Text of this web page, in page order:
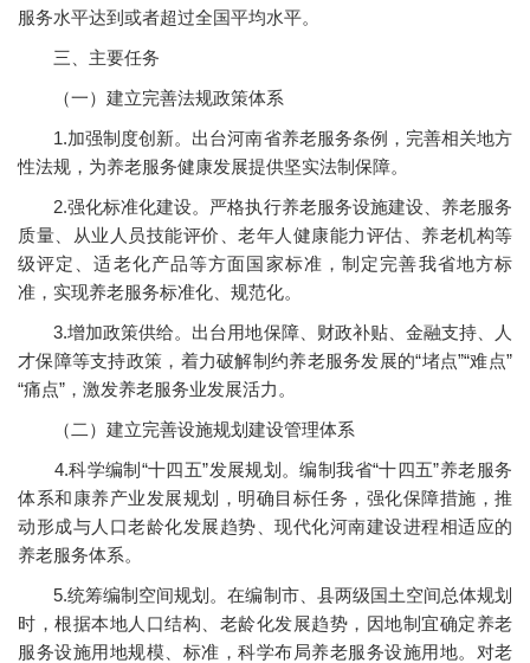
服务水平达到或者超过全国平均水平。
三、主要任务
（一）建立完善法规政策体系
1.加强制度创新。出台河南省养老服务条例，完善相关地方
性法规，为养老服务健康发展提供坚实法制保障。
2.强化标准化建设。严格执行养老服务设施建设、养老服务
质量、从业人员技能评价、老年人健康能力评估、养老机构等
级评定、适老化产品等方面国家标准，制定完善我省地方标
准，实现养老服务标准化、规范化。
3.增加政策供给。出台用地保障、财政补贴、金融支持、人
才保障等支持政策，着力破解制约养老服务发展的“堵点”“难点”
“痛点”，激发养老服务业发展活力。
（二）建立完善设施规划建设管理体系
4.科学编制“十四五”发展规划。编制我省“十四五”养老服务
体系和康养产业发展规划，明确目标任务，强化保障措施，推
动形成与人口老龄化发展趋势、现代化河南建设进程相适应的
养老服务体系。
5.统筹编制空间规划。在编制市、县两级国土空间总体规划
时，根据本地人口结构、老龄化发展趋势，因地制宜确定养老
服务设施用地规模、标准，科学布局养老服务设施用地。对老